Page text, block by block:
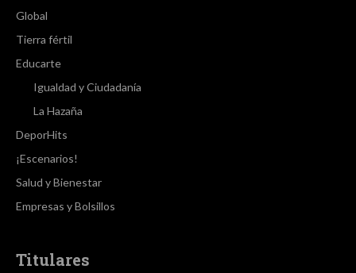
Global
Tierra fértil
Educarte
Igualdad y Ciudadanía
La Hazaña
DeporHits
¡Escenarios!
Salud y Bienestar
Empresas y Bolsillos
Titulares